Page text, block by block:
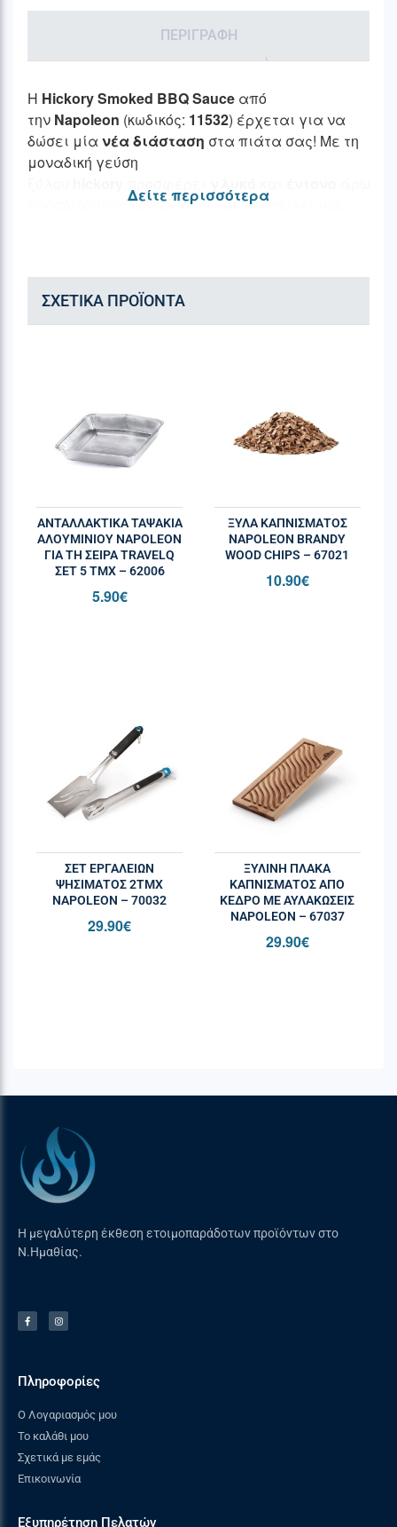
ΠΕΡΙΓΡΑΦΉ
Η Hickory Smoked BBQ Sauce από
την Napoleon (κωδικός: 11532) έρχεται για να
δώσει μία νέα διάσταση στα πιάτα σας! Με τη
μοναδική γεύση
προσδίδοντας μοναδική γεύση σε πουλερικά,
τηφυσική γεύσητου φαγητού σας, κάνοντάς το
πιοπλούσιοκαιαρωματικό
Δείτε περισσότερα
ΣΧΕΤΙΚΆ ΠΡΟΪΌΝΤΑ
ΑΝΤΑΛΛΑΚΤΙΚΆ ΤΑΨΆΚΙΑ
ΑΛΟΥΜΙΝΊΟΥ NAPOLEON
ΓΙΑ ΤΗ ΣΕΙΡΆ TRAVELQ
ΣΕΤ 5 ΤΜΧ – 62006
5.90€
ΞΎΛΑ ΚΑΠΝΊΣΜΑΤΟΣ
NAPOLEON BRANDY
WOOD CHIPS – 67021
10.90€
ΣΕΤ ΕΡΓΑΛΕΊΩΝ
ΨΗΣΊΜΑΤΟΣ 2ΤΜΧ
NAPOLEON – 70032
29.90€
ΞΎΛΙΝΗ ΠΛΆΚΑ
ΚΑΠΝΊΣΜΑΤΟΣ ΑΠΌ
ΚΈΔΡΟ ΜΕ ΑΥΛΑΚΏΣΕΙΣ
NAPOLEON – 67037
29.90€
Η μεγαλύτερη έκθεση ετοιμοπαράδοτων προϊόντων στο
Ν.Ημαθίας.
Πληροφορίες
Ο Λογαριασμός μου
Το καλάθι μου
Σχετικά με εμάς
Επικοινωνία
Εξυπηρέτηση Πελατών